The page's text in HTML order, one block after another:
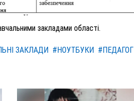
закладами області.
ЗАКЛАДИ #НОУТБУКИ #ПЕДАГОГ